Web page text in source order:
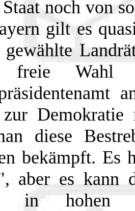
noch von
gilt es
Wahl
diese
bekämpft.
aber es
in hohen